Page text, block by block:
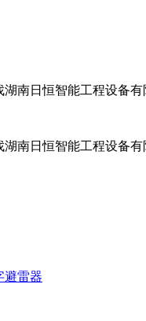
南日恒智能工程设备
南日恒智能工程设备
避雷器